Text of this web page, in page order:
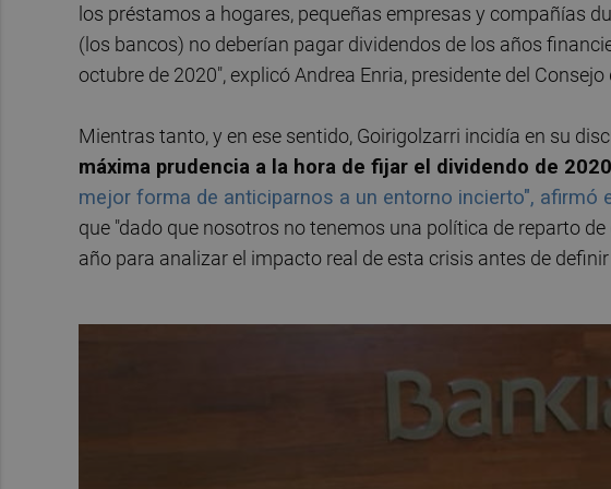
los préstamos a hogares, pequeñas empresas y compañías
(los bancos) no deberían pagar dividendos de los años
octubre de 2020", explicó Andrea Enria, presidente del Consejo
Mientras tanto, y en ese sentido, Goirigolzarri incidía en su
máxima prudencia a la hora de fijar el dividendo de 2020
mejor forma de anticiparnos a un entorno incierto", afirmó
que "dado que nosotros no tenemos una política de reparto
año para analizar el impacto real de esta crisis antes de